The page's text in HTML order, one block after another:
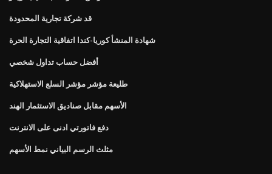
قد شركة تجارية المحدودة
شهادة المنشأ كوريا-كندا اتفاقية التجارة الحرة
أفضل حساب تداول شخصي
طليعة مؤشر مؤشر السلع الاستهلاكية
الأسهم مقابل صناديق الاستثمار الهند
دفع فاتورتي ادنى على الانترنت
مثلث الرسم البياني نمط الأسهم